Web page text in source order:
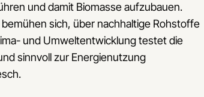
und damit Biomasse aufzubauen.
sich, über nachhaltige Rohstoffe
und Umweltentwicklung testet die
sinnvoll zur Energienutzung